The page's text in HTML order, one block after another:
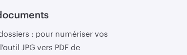
: pour numériser vos
JPG vers PDF de